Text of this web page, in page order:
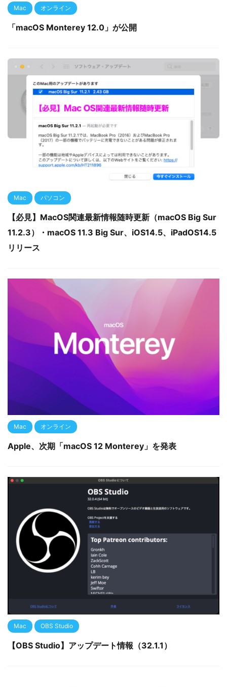
Mac オンライン
「macOS Monterey 12.0」が公開
Mac パソコン
【必見】MacOS関連最新情報随時更新（macOS Big Sur
11.2.3）・macOS 11.3 Big Sur、iOS14.5、iPadOS14.5
リリース
Mac オンライン
Apple、次期「macOS 12 Monterey」を発表
Mac OBS Studio
【OBS Studio】アップデート情報（32.1.1）